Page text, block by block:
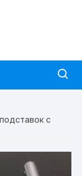
с